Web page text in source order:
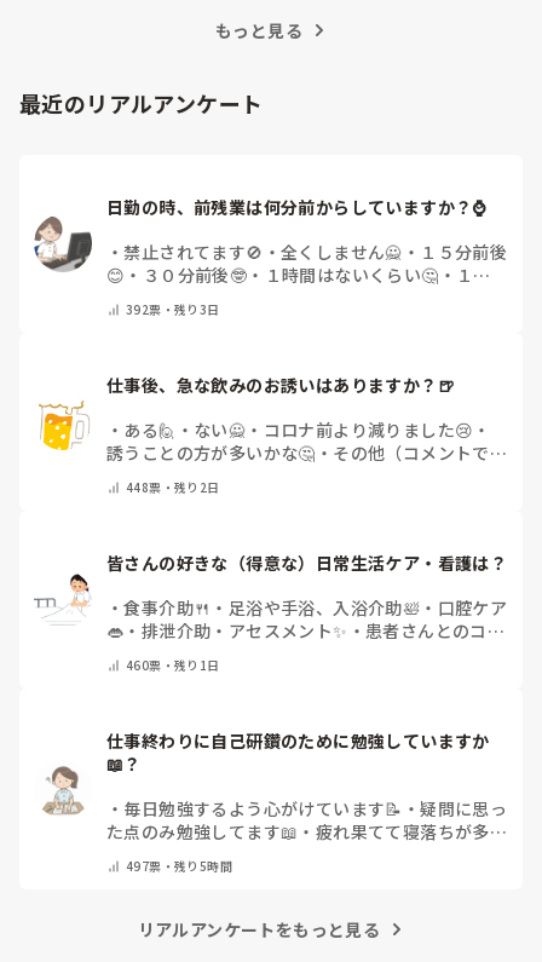
もっと見る
最近のリアルアンケート
日勤の時、前残業は何分前からしていますか？⌚
・禁止されてます🚫 ・ 全くしません🙅 ・ １５分前後
😊 ・ ３０分前後🤓 ・ １時間はないくらい🤔 ・ １時
392票・残り3日
仕事後、急な飲みのお誘いはありますか？🍺
・ ある🙋 ・ ない🙅 ・ コロナ前より減りました😢 ・
誘うことの方が多いかな🤔 ・ その他（コメントで教
448票・残り2日
皆さんの好きな（得意な）日常生活ケア・看護は？
・食事介助🍴 ・ 足浴や手浴、入浴介助🛀 ・ 口腔ケア
👄 ・ 排泄介助・アセスメント✨ ・ 患者さんとのコミ
で教えてください）
460票・残り1日
仕事終わりに自己研鑽のために勉強していますか
📖？
・ 毎日勉強するよう心がけています📝 ・疑問に思っ
た点のみ勉強してます📖 ・ 疲れ果てて寝落ちが多い
（コメントで教えてください）
497票・残り5時間
リアルアンケートをもっと見る